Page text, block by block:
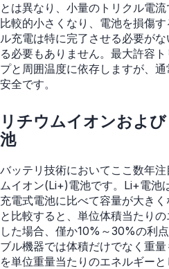
とは異なり、小量のトリクル電
比較的小さくなり、電池を損傷
ル充電は特に完了させる必要が
る必要もありません。最大許容
プと周囲温度に依存しますが、
安全です。
リチウムイオンおよ
池
バッテリ技術においてここ数年
ムイオン(Li+)電池です。Li+電池
充電式電池に比べて容量が大き
と比較すると、単位体積当たり
した場合、僅か10%～30%の利
ブル機器では体積だけでなく重
を単位重量当たりのエネルギー